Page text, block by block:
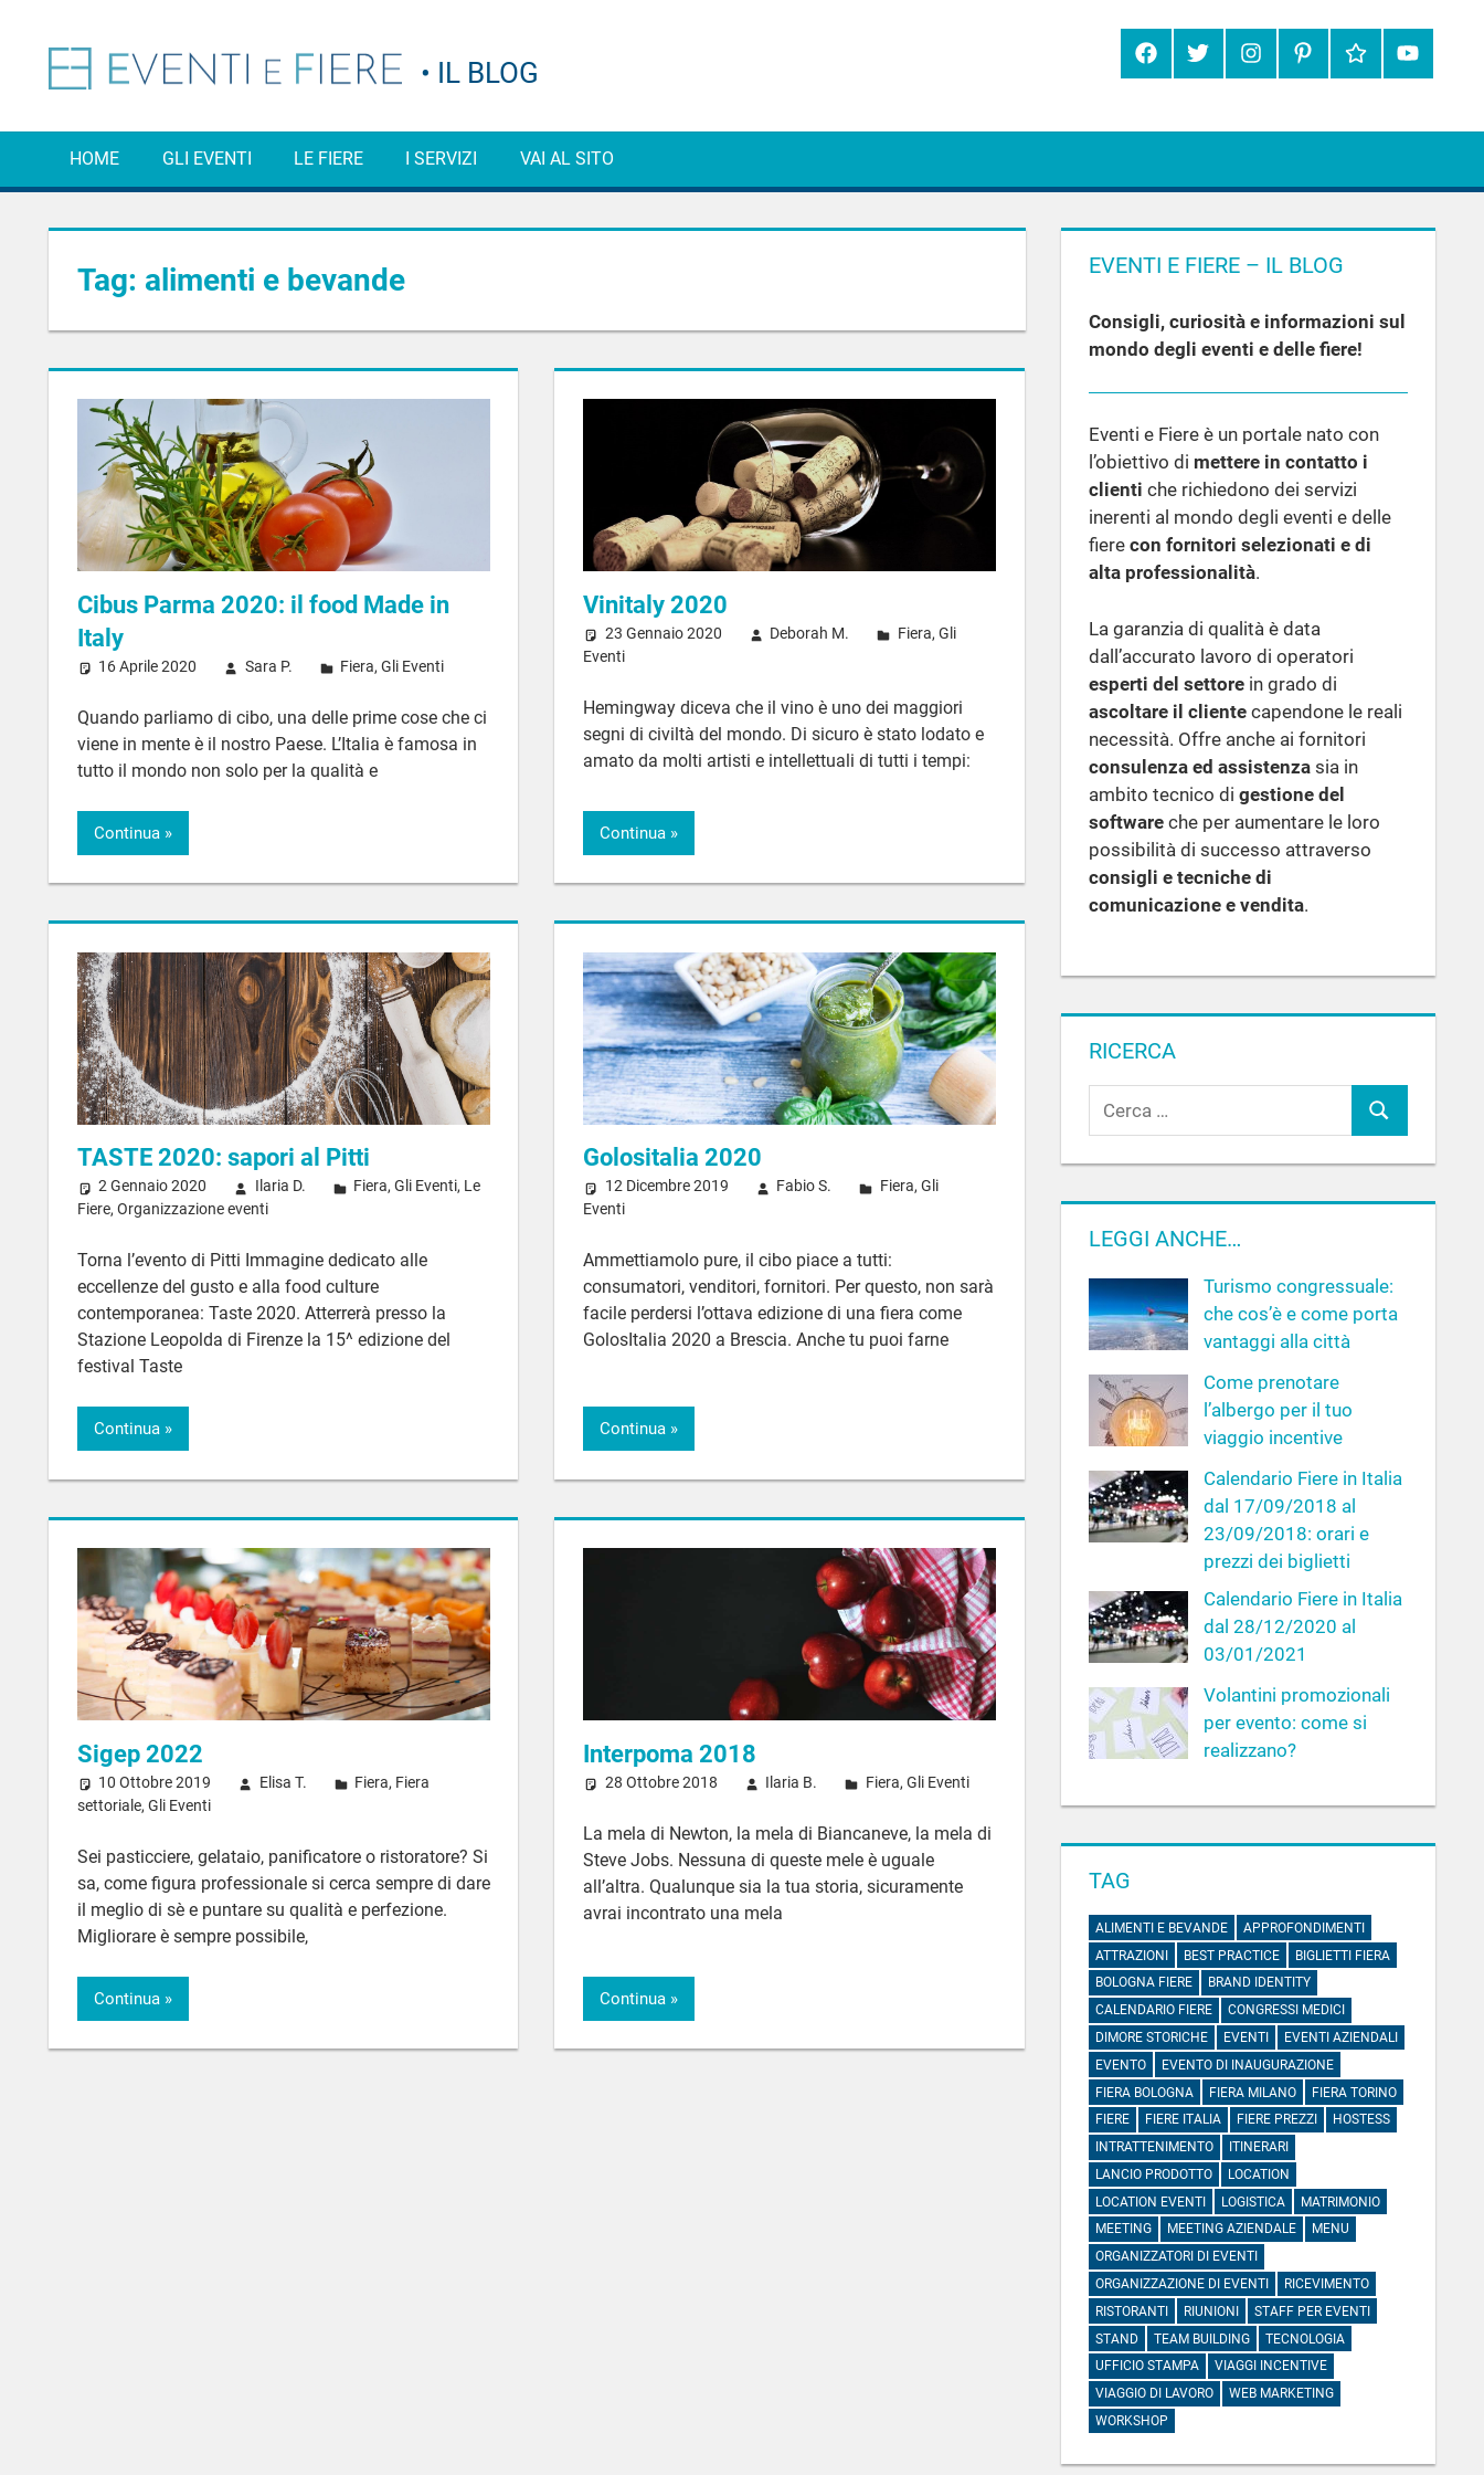
contenuto
Eventi
e
Fiere
–
Blog
Consigli,
curiosità
mondo
degli
delle
FacebookTwitterInstagramPinterestGoogle+YouTube
HOME GLI EVENTI LE FIERE I SERVIZI VAI AL SITO
Tag: alimenti e bevande
Cibus Parma 2020: il food Made in
Italy
16 Aprile 2020 Sara P. Fiera,Gli Eventi
Quando parliamo di cibo, una delle prime cose che ci
viene in mente è il nostro Paese. L’Italia è famosa in
tutto il mondo non solo per la qualità e
Continua
Vinitaly 2020
23 Gennaio 2020 Deborah M. Fiera, Gli
Eventi
Hemingway diceva che il vino è uno dei maggiori
segni di civiltà del mondo. Di sicuro è stato lodato e
amato da molti artisti e intellettuali di tutti i tempi:
Continua
TASTE 2020: sapori al Pitti
2 Gennaio 2020 Ilaria D. Fiera,Gli Eventi, Le
Fiere, Organizzazione eventi
Torna l’evento di Pitti Immagine dedicato alle
eccellenze del gusto e alla food culture
contemporanea: Taste 2020. Atterrerà presso la
Stazione Leopolda di Firenze la 15^ edizione del
festival Taste
Continua
Golositalia 2020
12 Dicembre 2019 Fabio S. Fiera, Gli
Eventi
Ammettiamolo pure, il cibo piace a tutti:
consumatori, venditori, fornitori. Per questo, non sarà
facile perdersi l’ottava edizione di una fiera come
GolosItalia 2020 a Brescia. Anche tu puoi farne
Continua
Sigep 2022
10 Ottobre 2019 Elisa T. Fiera, Fiera
settoriale, Gli Eventi
Sei pasticciere, gelataio, panificatore o ristoratore? Si
sa, come figura professionale si cerca sempre di dare
il meglio di sè e puntare su qualità e perfezione.
Migliorare è sempre possibile,
Continua
Interpoma 2018
28 Ottobre 2018 Ilaria B. Fiera, Gli Eventi
La mela di Newton, la mela di Biancaneve, la mela di
Steve Jobs. Nessuna di queste mele è uguale
all’altra. Qualunque sia la tua storia, sicuramente
avrai incontrato una mela
Continua
EVENTI E FIERE – IL BLOG
Consigli, curiosità e informazioni sul
mondo degli eventi e delle fiere!
Eventi e Fiere è un portale nato con
l’obiettivo di mettere in contatto i
clienti che richiedono dei servizi
inerenti al mondo degli eventi e delle
fiere con fornitori selezionati e di
alta professionalità.
La garanzia di qualità è data
dall’accurato lavoro di operatori
esperti del settore in grado di
ascoltare il cliente capendone le reali
necessità. Offre anche ai fornitori
consulenza ed assistenza sia in
ambito tecnico digestione del
software che per aumentare le loro
possibilità di successo attraverso
consigli e tecniche di
comunicazione e vendita.
RICERCA
r
c
p
e
r
:
LEGGI ANCHE…
Turismo congressuale:
che cos’è e come porta
vantaggi alla città
Come prenotare
l’albergo per il tuo
viaggio incentive
Calendario Fiere in Italia
dal 17/09/2018 al
23/09/2018: orari e
prezzi dei biglietti
Calendario Fiere in Italia
dal 28/12/2020 al
03/01/2021
Volantini promozionali
per evento: come si
realizzano?
TAG
ALIMENTI E BEVANDE
APPROFONDIMENTI
ATTRAZIONI
BEST PRACTICE
BIGLIETTI FIERA
BOLOGNA FIERE
BRAND IDENTITY
CALENDARIO FIERE
CONGRESSI MEDICI
DIMORE STORICHE
EVENTI
EVENTI AZIENDALI
EVENTO
EVENTO DI INAUGURAZIONE
FIERA BOLOGNA
FIERA MILANO
FIERA TORINO
FIERE
FIERE ITALIA FIERE PREZZI
HOSTESS
INTRATTENIMENTO
ITINERARI
LANCIO PRODOTTO
LOCATION
LOCATION EVENTI
LOGISTICA
MATRIMONIO
MEETING
MEETING AZIENDALE
MENU
ORGANIZZATORI DI EVENTI
ORGANIZZAZIONE DI EVENTI
RICEVIMENTO
RISTORANTI
RIUNIONI
STAFF PER EVENTI
STAND
TEAM BUILDING
TECNOLOGIA
UFFICIO STAMPA
VIAGGI INCENTIVE
VIAGGIO DI LAVORO
WEB MARKETING
WORKSHOP